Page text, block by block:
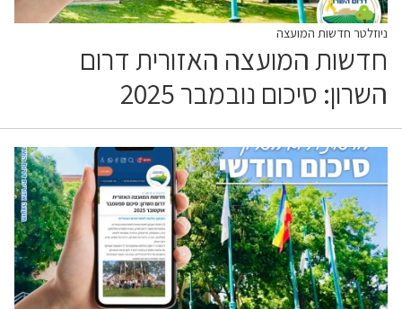
ניוזלטר חדשות המועצה
חדשות המועצה האזורית דרום
השרון: סיכום נובמבר 2025